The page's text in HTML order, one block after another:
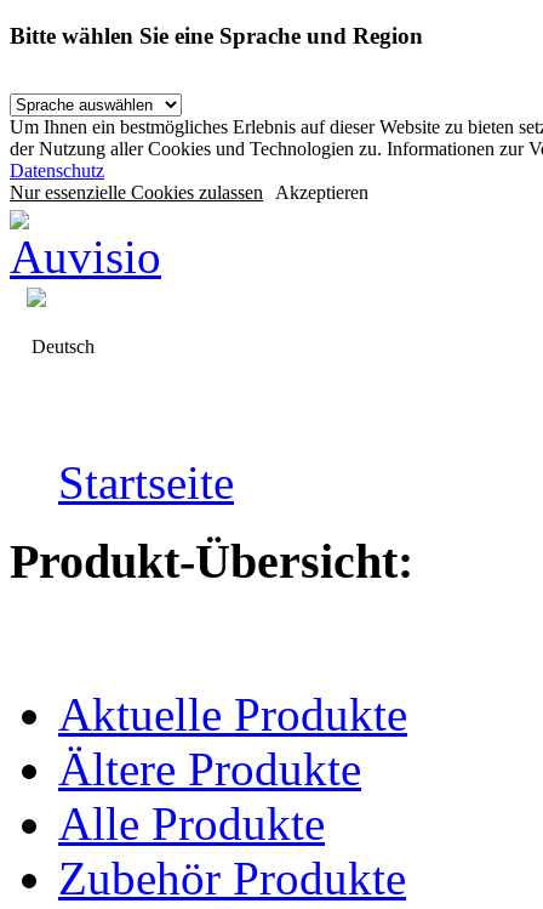
Bitte wählen Sie eine Sprache und Region
Um Ihnen ein bestmögliches Erlebnis auf dieser Website zu bieten
der Nutzung aller Cookies und Technologien zu. Informationen zur
Datenschutz
Nur essenzielle Cookies zulassen Akzeptieren
Deutsch
Startseite
Produkt-Übersicht:
Aktuelle Produkte
Ältere Produkte
Alle Produkte
Zubehör Produkte